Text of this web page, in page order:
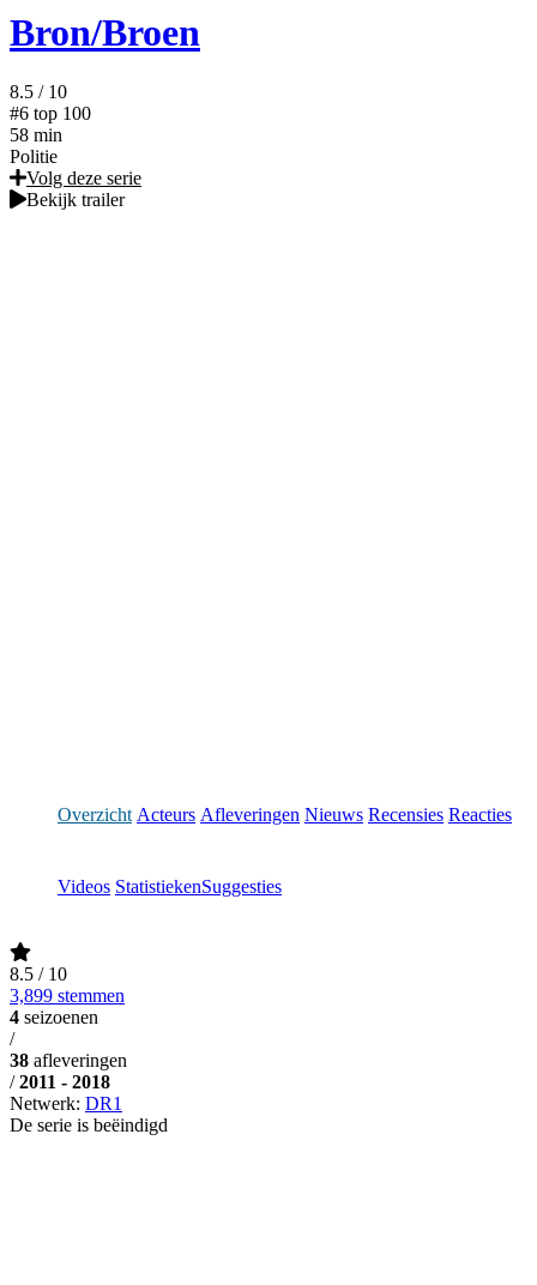
Bron/Broen
8.5 / 10
#6 top 100
58 min
Politie
Volg deze serie
Bekijk trailer
Overzicht Acteurs Afleveringen Nieuws Recensies Reacties
Videos StatistiekenSuggesties
8.5 / 10
3,899 stemmen
4 seizoenen
/
38 afleveringen
/ 2011 - 2018
Netwerk: DR1
De serie is beëindigd